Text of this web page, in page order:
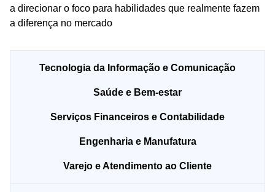
a direcionar o foco para habilidades que realmente fazem
a diferença no mercado
Tecnologia da Informação e Comunicação
Saúde e Bem-estar
Serviços Financeiros e Contabilidade
Engenharia e Manufatura
Varejo e Atendimento ao Cliente